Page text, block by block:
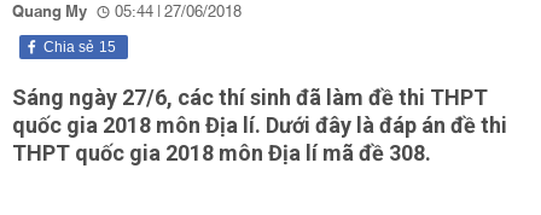
Quang My 05:44 | 27/06/2018
15
Chia sẻ
Sáng ngày 27/6, các thí sinh đã làm đề thi THPT
quốc gia 2018 môn Địa lí. Dưới đây là đáp án đề thi
THPT quốc gia 2018 môn Địa lí mã đề 308.